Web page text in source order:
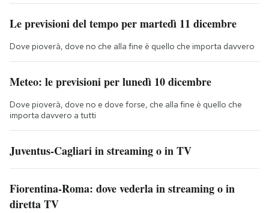
Le previsioni del tempo per martedì 11 dicembre
Dove pioverà, dove no che alla fine è quello che importa davvero
Meteo: le previsioni per lunedì 10 dicembre
Dove pioverà, dove no e dove forse, che alla fine è quello che
importa davvero a tutti
Juventus-Cagliari in streaming o in TV
Fiorentina-Roma: dove vederla in streaming o in
diretta TV